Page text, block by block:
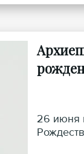
26 июня